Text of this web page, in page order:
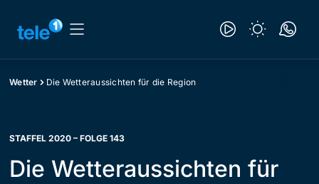
Wetter Die Wetteraussichten für die Region
STAFFEL 2020 – FOLGE 143
Die Wetteraussichten für